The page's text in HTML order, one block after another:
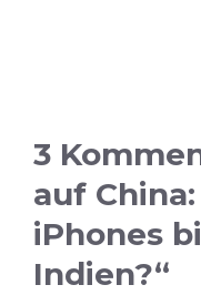
3
auf
iPhones
Indien?“